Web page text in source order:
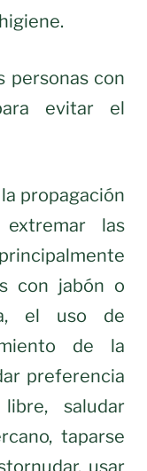
personas con
evitar el
propagación
las
con jabón o
el uso de
de la
preferencia
saludar
taparse
usar